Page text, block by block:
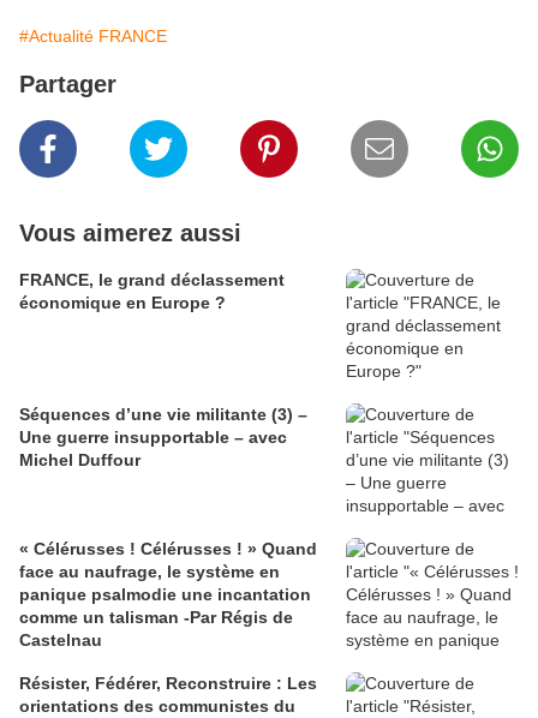
#Actualité FRANCE
Partager
Vous aimerez aussi
FRANCE, le grand déclassement
économique en Europe ?
Séquences d’une vie militante (3) –
Une guerre insupportable – avec
Michel Duffour
« Célérusses ! Célérusses ! » Quand
face au naufrage, le système en
panique psalmodie une incantation
comme un talisman -Par Régis de
Castelnau
Résister, Fédérer, Reconstruire : Les
orientations des communistes du